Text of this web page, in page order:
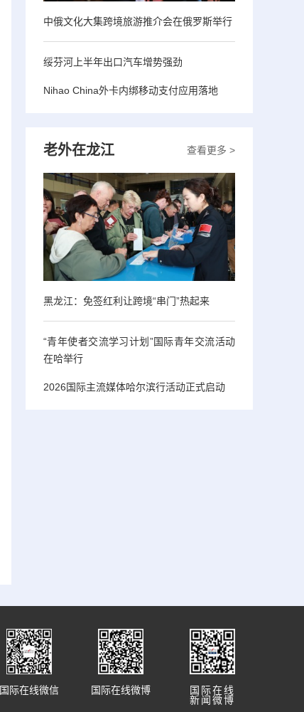
中俄文化大集跨境旅游推介会在俄罗斯举行
绥芬河上半年出口汽车增势强劲
Nihao China外卡内绑移动支付应用落地
查看更多 >
老外在龙江
黑龙江：免签红利让跨境“串门”热起来
“青年使者交流学习计划”国际青年交流活动
在哈举行
2026国际主流媒体哈尔滨行活动正式启动
国际在线
新闻微博
国际在线微博
国际在线微信